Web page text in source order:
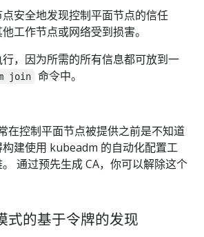
点安全地发现控制平面节点的信任
工作节点或网络受到损害。
，因为所需的所有信息都可放到一
join
命令中。
在控制平面节点被提供之前是不知道
构建使用 kubeadm 的自动化配置工
通过预先生成 CA，你可以解除这个
式的基于令牌的发现